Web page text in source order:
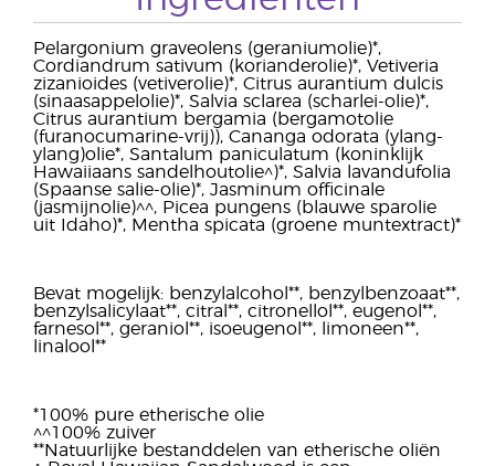
Pelargonium graveolens (geraniumolie)*,
Cordiandrum sativum (korianderolie)*, Vetiveria
zizanioides (vetiverolie)*, Citrus aurantium dulcis
(sinaasappelolie)*, Salvia sclarea (scharlei-olie)*,
Citrus aurantium bergamia (bergamotolie
(furanocumarine-vrij)), Cananga odorata (ylang-
ylang)olie*, Santalum paniculatum (koninklijk
Hawaiiaans sandelhoutolie^)*, Salvia lavandufolia
(Spaanse salie-olie)*, Jasminum officinale
(jasmijnolie)^^, Picea pungens (blauwe sparolie
uit Idaho)*, Mentha spicata (groene muntextract)*
Bevat mogelijk: benzylalcohol**, benzylbenzoaat**,
benzylsalicylaat**, citral**, citronellol**, eugenol**,
farnesol**, geraniol**, isoeugenol**, limoneen**,
linalool**
*100% pure etherische olie
^^100% zuiver
**Natuurlijke bestanddelen van etherische oliën